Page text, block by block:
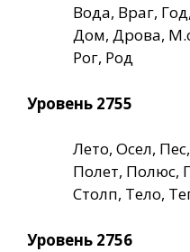
Вода, Враг,
Дом, Дрова,
Рог, Род
Уровень 2755
Лето, Осел,
Полет, Полюс,
Столп, Тело,
Уровень 2756